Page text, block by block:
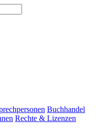
Buchhandel
Rechte & Lizenzen